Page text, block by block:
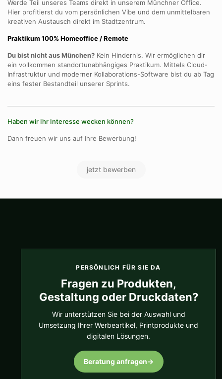
Werde Teil unseres Teams direkt in unserem Münchner Office.
Hier profitierst du vom persönlichen Vibe und dem unmittelbaren
kreativen Austausch direkt im Stadtzentrum.
Praktikum 100% Homeoffice / Remote
Du bist nicht aus München? Kein Hindernis. Wir ermöglichen dir
ein vollkommen standortunabhängiges Praktikum. Mittels Cloud-
Infrastruktur und moderner Kollaborations-Software bist du ab Tag
eins fester Bestandteil unserer Sprints.
Haben wir Ihr Interesse wecken können?
Dann freuen wir uns auf Ihre Bewerbung!
jetzt bewerben
PERSÖNLICH FÜR SIE DA
Fragen zu Produkten,
Gestaltung oder Druckdaten?
Wir unterstützen Sie bei der Auswahl und
Umsetzung Ihrer Werbeartikel, Printprodukte und
digitalen Lösungen.
Beratung anfragen→